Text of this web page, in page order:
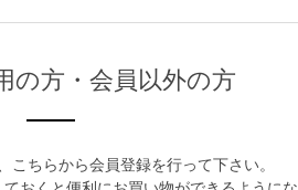
の方・会員以外の方
こちらから会員登録を行って下さい。